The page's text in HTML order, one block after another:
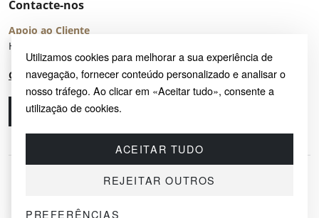
Utilizamos cookies para melhorar a sua experiência de
navegação, fornecer conteúdo personalizado e analisar o
nosso tráfego. Ao clicar em «Aceitar tudo», consente a
utilização de cookies.
ACEITAR TUDO
REJEITAR OUTROS
PREFERÊNCIAS
Contacte-nos
Apoio ao Cliente
Horário de Atendimento: seg – sex 8:00 – 16:00 (UTC+2)
Centro de Ajuda
Ligue-nos
© 2026 SAYRUG OÜ · KESKLINNA LINNAOSA, AHTRI TN 12, 10151, TALLINN,